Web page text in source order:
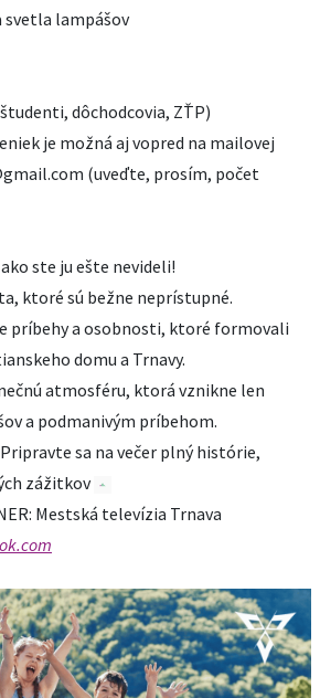
lampášov
dôchodcovia, ZŤP)
je možná aj vopred na mailovej
(uveďte, prosím, počet
ste ju ešte nevideli!
ktoré sú bežne neprístupné.
príbehy a osobnosti, ktoré formovali
domu a Trnavy.
atmosféru, ktorá vznikne len
a podmanivým príbehom.
Pripravte sa na večer plný histórie,
zážitkov
Mestská televízia Trnava